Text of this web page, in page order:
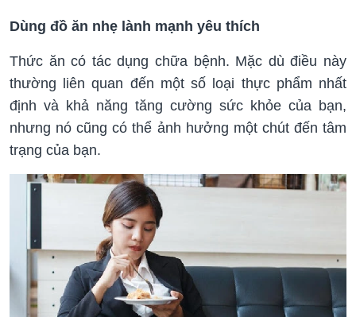
Dùng đồ ăn nhẹ lành mạnh yêu thích
Thức ăn có tác dụng chữa bệnh. Mặc dù điều này
thường liên quan đến một số loại thực phẩm nhất
định và khả năng tăng cường sức khỏe của bạn,
nhưng nó cũng có thể ảnh hưởng một chút đến tâm
trạng của bạn.